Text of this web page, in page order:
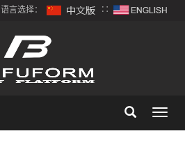
语言选择： ∷